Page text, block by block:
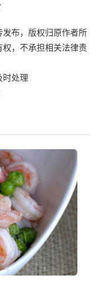
布，版权归原作者所
，不承担相关法律责
时处理